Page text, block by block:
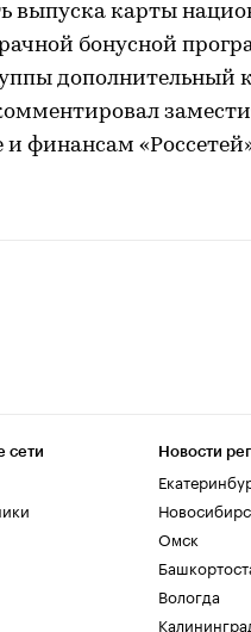
выпуска карты
бонусной
дополнительный
финансам
сети Новости
Омск
Вологда